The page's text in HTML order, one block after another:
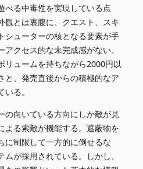
べる中毒性を実現している点
観とは裏腹に、クエスト、スキ
シューターの核となる要素が手
クセス的な未完成感がない。
リュームを持ちながら2000円以
と、発売直後からの積極的なア
る。
の向いている方向にしか敵が見
よる索敵が機能する。遮蔽物を
に制限して一方的に倒せるな
が採用されている。しかし、